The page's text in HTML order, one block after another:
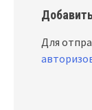
Для